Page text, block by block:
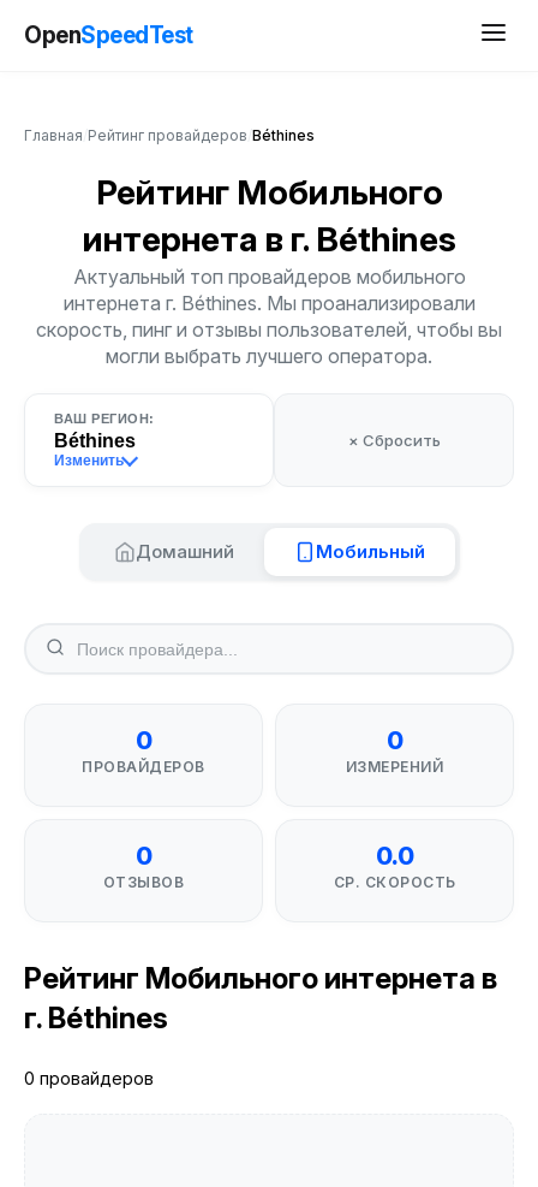
OpenSpeedTest
Главная Рейтинг провайдеров Béthines
Рейтинг Мобильного
интернета в г. Béthines
Актуальный топ провайдеров мобильного
интернета г. Béthines. Мы проанализировали
скорость, пинг и отзывы пользователей, чтобы вы
могли выбрать лучшего оператора.
ВАШ РЕГИОН:
Béthines
Изменить
× Сбросить
Домашний Мобильный
0
ПРОВАЙДЕРОВ
0
ИЗМЕРЕНИЙ
0
ОТЗЫВОВ
0.0
СР. СКОРОСТЬ
Рейтинг Мобильного интернета в
г. Béthines
0 провайдеров